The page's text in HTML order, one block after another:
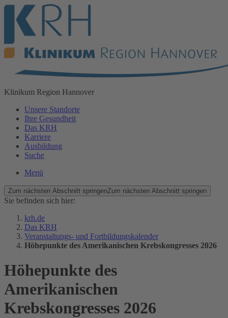
Klinikum Region Hannover
Unsere Standorte
Ihre Gesundheit
Das KRH
Karriere
Ausbildung
Suche
Menü
Zum nächsten Abschnitt springenZum nächsten Abschnitt springen
Sie befinden sich hier:
krh.de
Das KRH
Veranstaltungs- und Fortbildungskalender
Höhepunkte des Amerikanischen Krebskongresses 2026
Höhepunkte des
Amerikanischen
Krebskongresses 2026